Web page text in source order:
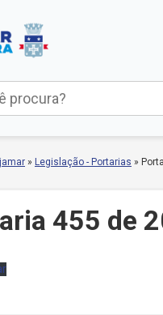
» Legislação - Portarias »
455 de